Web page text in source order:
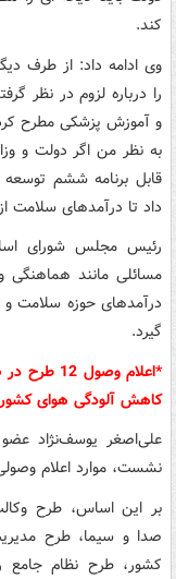
کند.
وی ادامه داد: از طرف
را درباره لزوم در نظر
و آموزش پزشکی مطرح
به نظر من اگر دولت و
قابل برنامه ششم
داد تا درآمدهای سلامت
رئیس مجلس شورای
مسائلی مانند
درآمدهای حوزه سلامت و
گیرد.
*اعلام
کاهش آلودگی هوای کشور
علی‌اصغر یوسف‌نژاد
نشست، موارد اعلام
بر این اساس، طرح
صدا و سیما، طرح
کشور، طرح نظام جامع